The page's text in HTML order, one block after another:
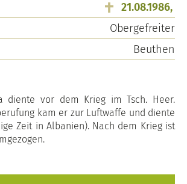
21.08.1986,
Obergefreiter
Beuthen
diente vor dem Krieg im Tsch. Heer.
kam er zur Luftwaffe und diente
Zeit in Albanien). Nach dem Krieg ist